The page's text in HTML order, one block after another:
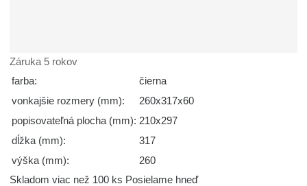
Záruka 5 rokov
farba:
čierna
vonkajšie rozmery (mm):
260x317x60
popisovateľná plocha (mm): 210x297
dĺžka (mm):
317
výška (mm):
260
Skladom viac než 100 ks Posielame hneď